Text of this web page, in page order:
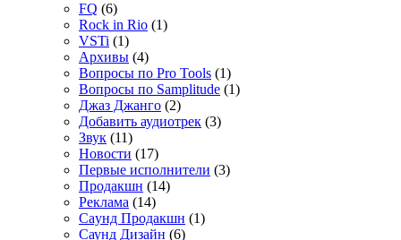
FQ (6)
Rock in Rio (1)
VSTi (1)
Архивы (4)
Вопросы по Pro Tools (1)
Вопросы по Samplitude (1)
Джаз Джанго (2)
Добавить аудиотрек (3)
Звук (11)
Новости (17)
Первые исполнители (3)
Продакшн (14)
Реклама (14)
Сayнд Пpoдaкшн (1)
Саунд Дизайн (6)